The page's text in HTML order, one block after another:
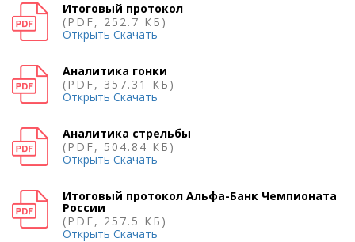
Итоговый протокол
(PDF, 252.7 КБ)
Открыть Скачать
Аналитика гонки
(PDF, 357.31 КБ)
Открыть Скачать
Аналитика стрельбы
(PDF, 504.84 КБ)
Открыть Скачать
Итоговый протокол Альфа-Банк Чемпионата
России
(PDF, 257.5 КБ)
Открыть Скачать